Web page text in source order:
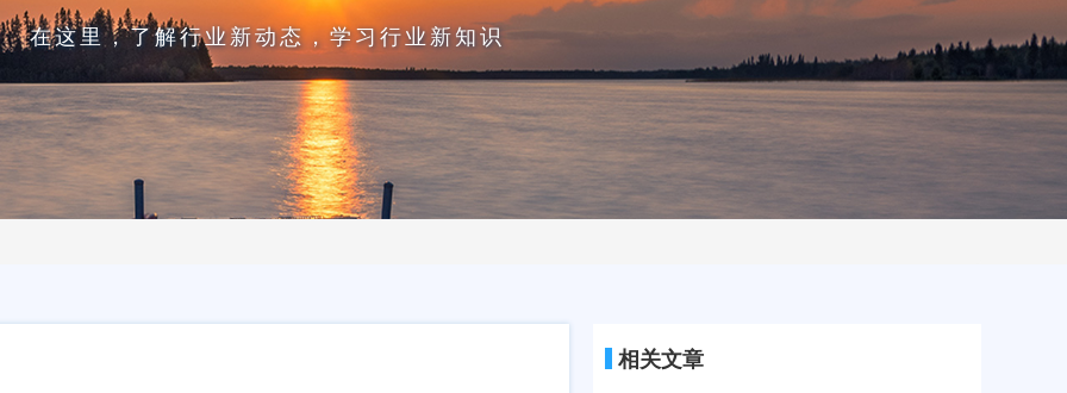
在这里，了解行业新动态，学习行业新知识
相关文章